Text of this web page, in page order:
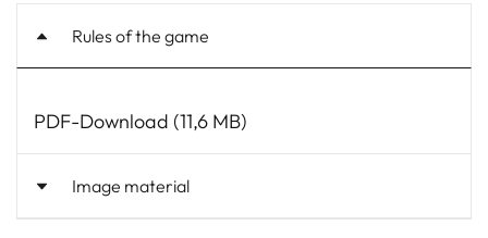
Rules of the game
PDF-Download (11,6 MB)
Image material